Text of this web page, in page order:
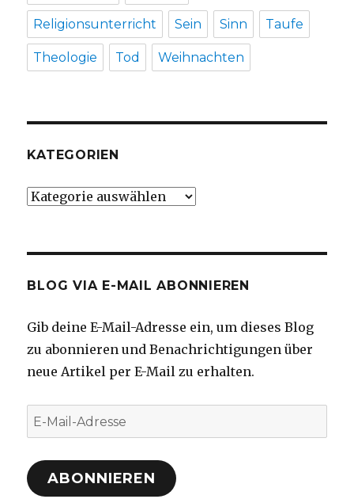
Religionsunterricht Sein Sinn Taufe
Theologie Tod Weihnachten
KATEGORIEN
Kategorien
BLOG VIA E-MAIL ABONNIEREN
Gib deine E-Mail-Adresse ein, um dieses Blog
zu abonnieren und Benachrichtigungen über
neue Artikel per E-Mail zu erhalten.
E-
Mail-
Adresse
ABONNIEREN